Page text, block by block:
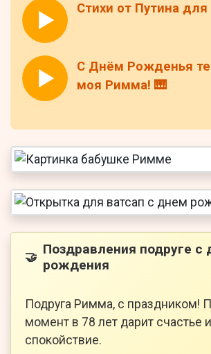
Стихи от Путина
С Днём Рожденья
моя Римма! 🎹
🤝 Поздравления подруге с
рождения
Подруга Римма, с праздником!
момент в 78 лет дарит счастье и
спокойствие.